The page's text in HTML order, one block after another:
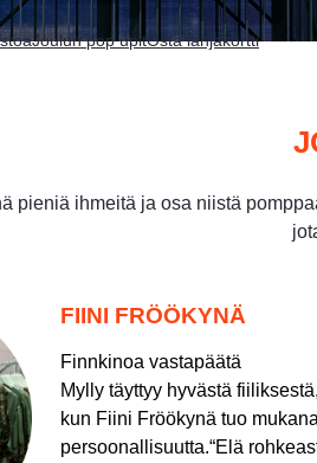
Joulun pop upitOsta lahjakortti
pieniä ihmeitä ja osa niistä
FIINI FRÖÖKYNÄ
Finnkinoa vastapäätä
Mylly täyttyy hyvästä fiiliksestä,
kun Fiini Fröökynä tuo
persoonallisuutta.“Elä